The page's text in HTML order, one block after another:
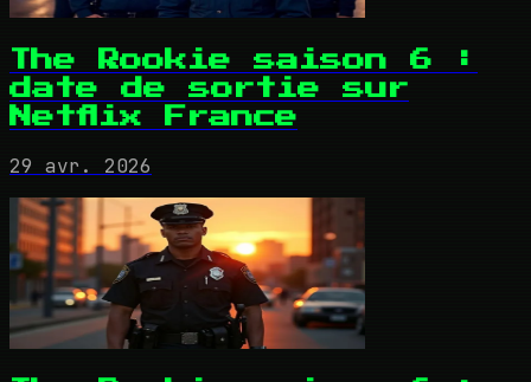
The Rookie saison 6 :
date de sortie sur
Netflix France
29 avr. 2026